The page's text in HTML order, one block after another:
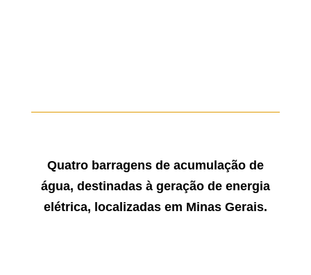
Quatro barragens de acumulação de
água, destinadas à geração de energia
elétrica, localizadas em Minas Gerais.